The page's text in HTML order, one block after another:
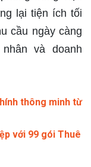
lại tiện ích tối
cầu ngày càng
và doanh
thông minh từ
với 99 gói Thuê